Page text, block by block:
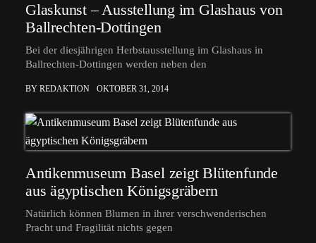
Glaskunst – Ausstellung im Glashaus von
Ballrechten-Dottingen
Bei der diesjährigen Herbstausstellung im Glashaus in
Ballrechten-Dottingen werden neben den
BY REDAKTION OKTOBER 31, 2014
Antikenmuseum Basel zeigt Blütenfunde
aus ägyptischen Königsgräbern
Natürlich können Blumen in ihrer verschwenderischen
Pracht und Fragilität nichts gegen